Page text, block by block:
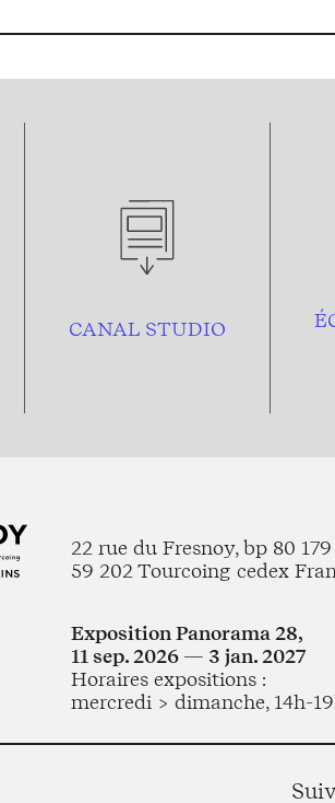
CANAL STUDIO
22 rue du Fresnoy, bp 80 179
59 202 Tourcoing cedex
Exposition Panorama 28,
11 sep. 2026 — 3 jan. 2027
Horaires expositions :
mercredi > dimanche, 14h-